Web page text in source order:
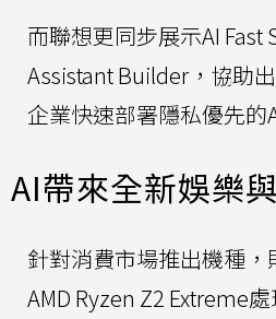
而聯想更同步展示AI Fast
Assistant Builder，協助
企業快速部署隱私優先的
AI帶來全新娛樂
針對消費市場推出機種
AMD Ryzen Z2 Extreme